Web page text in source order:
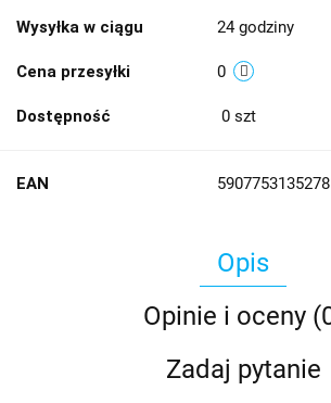
Wysyłka w ciągu 24 godziny
Cena przesyłki 0
Dostępność 0 szt
EAN 5907753135278
Opis
Opinie i oceny
Zadaj pytanie